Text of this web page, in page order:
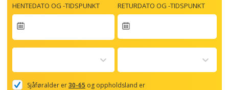
HENTEDATO OG -TIDSPUNKT
forward
with
the
RETURDATO OG -TIDSPUNKT
Sjåføralder er30-65 og oppholdsland er